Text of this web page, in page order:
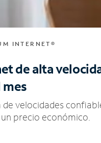
INTERNET®
de alta
mes
velocidades
precio económico.